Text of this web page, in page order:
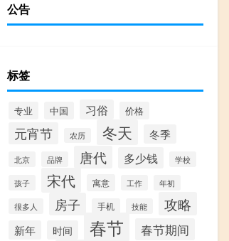
公告
标签
专业 中国 习俗 价格
元宵节 农历 冬天 冬季
北京 品牌 唐代 多少钱 学校
孩子 宋代 寓意 工作 年初
很多人 房子 手机 技能 攻略
新年 时间 春节 春节期间